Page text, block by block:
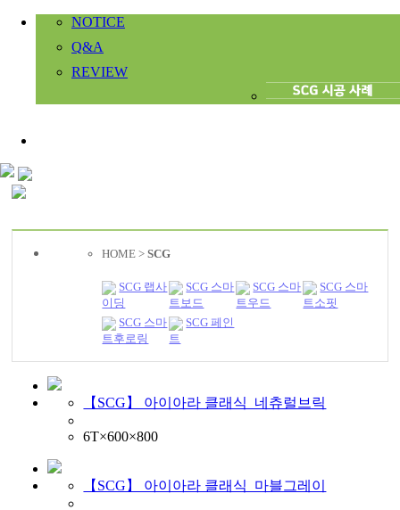
NOTICE
Q&A
REVIEW
HOME >SCG
SCG 랩사
이딩
SCG 스마
트보드
SCG 스마
트우드
SCG 스마
트소핏
SCG 스마
트후로링
SCG 페인
트
【SCG】 아이아라 클래식_네츄럴브릭
6T×600×800
【SCG】 아이아라 클래식_마블그레이